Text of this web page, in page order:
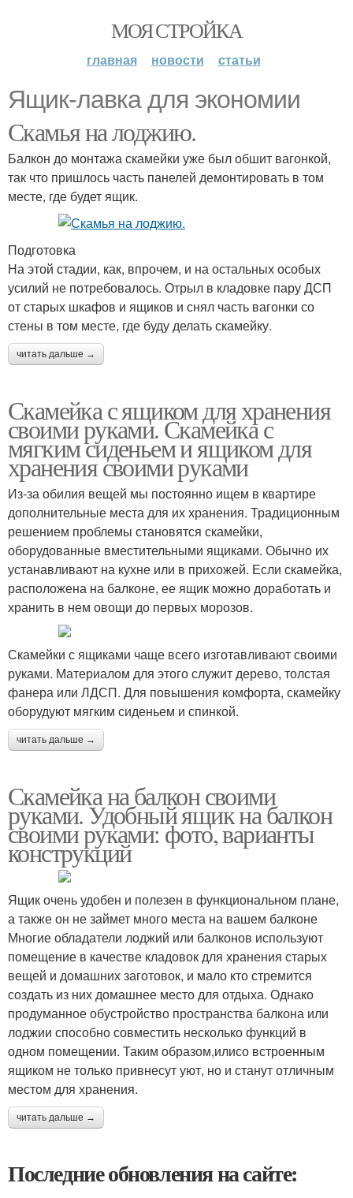
МОЯ СТРОЙКА
главная новости статьи
Ящик-лавка для экономии
Скамья на лоджию.
Балкон до монтажа скамейки уже был обшит вагонкой,
так что пришлось часть панелей демонтировать в том
месте, где будет ящик.
Подготовка
На этой стадии, как, впрочем, и на остальных особых
усилий не потребовалось. Отрыл в кладовке пару ДСП
от старых шкафов и ящиков и снял часть вагонки со
стены в том месте, где буду делать скамейку.
читать дальше →
Скамейка с ящиком для хранения
своими руками. Скамейка с
мягким сиденьем и ящиком для
хранения своими руками
Из-за обилия вещей мы постоянно ищем в квартире
дополнительные места для их хранения. Традиционным
решением проблемы становятся скамейки,
оборудованные вместительными ящиками. Обычно их
устанавливают на кухне или в прихожей. Если скамейка,
расположена на балконе, ее ящик можно доработать и
хранить в нем овощи до первых морозов.
Скамейки с ящиками чаще всего изготавливают своими
руками. Материалом для этого служит дерево, толстая
фанера или ЛДСП. Для повышения комфорта, скамейку
оборудуют мягким сиденьем и спинкой.
читать дальше →
Скамейка на балкон своими
руками. Удобный ящик на балкон
своими руками: фото, варианты
конструкций
Ящик очень удобен и полезен в функциональном плане,
а также он не займет много места на вашем балконе
Многие обладатели лоджий или балконов используют
помещение в качестве кладовок для хранения старых
вещей и домашних заготовок, и мало кто стремится
создать из них домашнее место для отдыха. Однако
продуманное обустройство пространства балкона или
лоджии способно совместить несколько функций в
одном помещении. Таким образом,илисо встроенным
ящиком не только привнесут уют, но и станут отличным
местом для хранения.
читать дальше →
Последние обновления на сайте: